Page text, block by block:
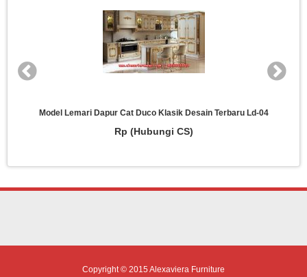
Model Lemari Dapur Cat Duco Klasik Desain Terbaru Ld-04
Rp (Hubungi CS)
Copyright © 2015 Alexaviera Furniture